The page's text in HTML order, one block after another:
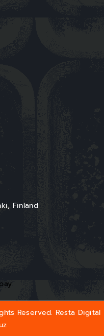
Finland
Reserved. Resta Digital